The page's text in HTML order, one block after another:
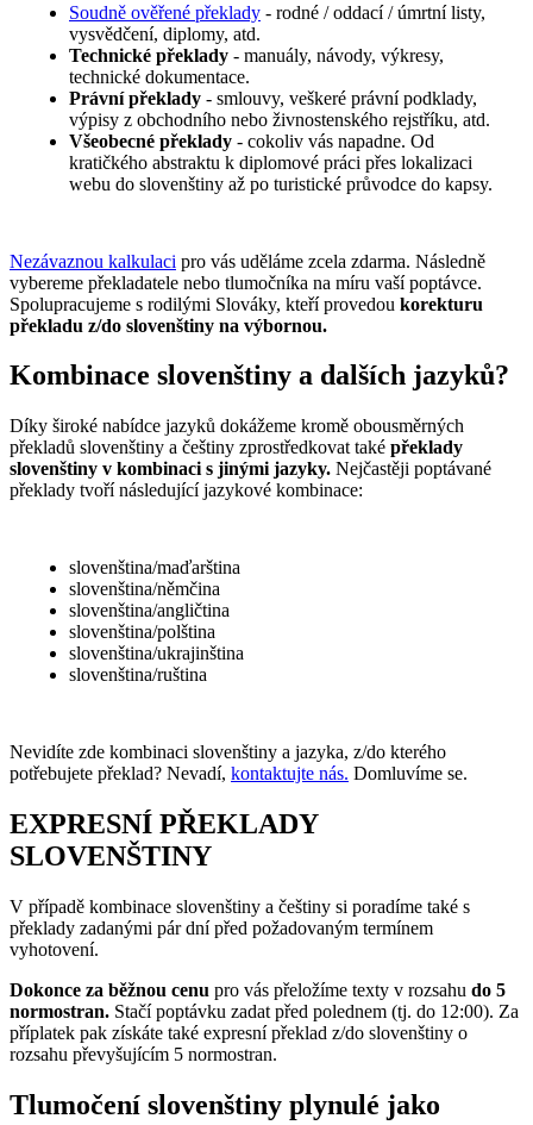
Soudně ověřené překlady - rodné / oddací / úmrtní listy,
vysvědčení, diplomy, atd.
Technické překlady - manuály, návody, výkresy,
technické dokumentace.
Právní překlady - smlouvy, veškeré právní podklady,
výpisy z obchodního nebo živnostenského rejstříku, atd.
Všeobecné překlady - cokoliv vás napadne. Od
kratičkého abstraktu k diplomové práci přes lokalizaci
webu do slovenštiny až po turistické průvodce do kapsy.
Nezávaznou kalkulaci pro vás uděláme zcela zdarma. Následně
vybereme překladatele nebo tlumočníka na míru vaší poptávce.
Spolupracujeme s rodilými Slováky, kteří provedou korekturu
překladu z/do slovenštiny na výbornou.
Kombinace slovenštiny a dalších jazyků?
Díky široké nabídce jazyků dokážeme kromě obousměrných
překladů slovenštiny a češtiny zprostředkovat také překlady
slovenštiny v kombinaci s jinými jazyky. Nejčastěji poptávané
překlady tvoří následující jazykové kombinace:
slovenština/maďarština
slovenština/němčina
slovenština/angličtina
slovenština/polština
slovenština/ukrajinština
slovenština/ruština
Nevidíte zde kombinaci slovenštiny a jazyka, z/do kterého
potřebujete překlad? Nevadí, kontaktujte nás. Domluvíme se.
EXPRESNÍ PŘEKLADY
SLOVENŠTINY
V případě kombinace slovenštiny a češtiny si poradíme také s
překlady zadanými pár dní před požadovaným termínem
vyhotovení.
Dokonce za běžnou cenu pro vás přeložíme texty v rozsahu do 5
normostran. Stačí poptávku zadat před polednem (tj. do 12:00). Za
příplatek pak získáte také expresní překlad z/do slovenštiny o
rozsahu převyšujícím 5 normostran.
Tlumočení slovenštiny plynulé jako